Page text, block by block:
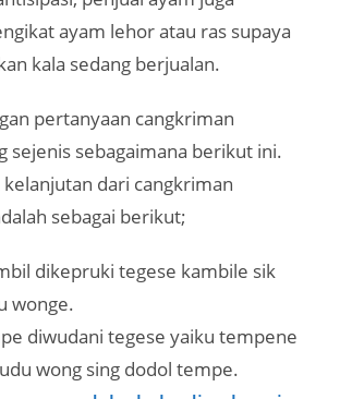
srimpung, yang artinya adalah tali.
mengikat kaki.
cangkriman ini juga berbunyi
adol pitik mau sikile Sing
pitik, padha disrimpungi dudu
ayam akan mengikat kaki
dengan maksud agar tidak lari-lari
jika ada orang yang hendak
bobotnya.